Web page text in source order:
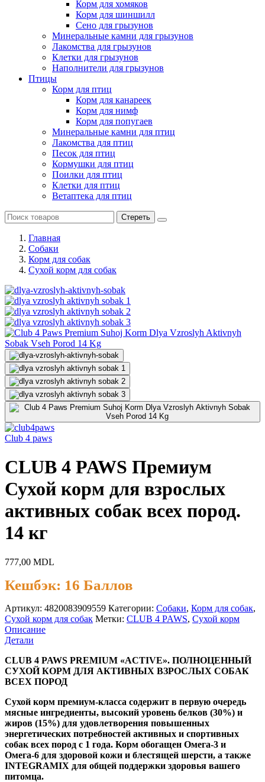
Корм для хомяков
Корм для шиншилл
Сено для грызунов
Минеральные камни для грызунов
Лакомства для грызунов
Клетки для грызунов
Наполнители для грызунов
Птицы
Корм для птиц
Корм для канареек
Корм для нимф
Корм для попугаев
Минеральные камни для птиц
Лакомства для птиц
Песок для птиц
Кормушки для птиц
Поилки для птиц
Клетки для птиц
Ветаптека для птиц
Стереть
Главная
Cобаки
Корм для собак
Сухой корм для собак
Club 4 paws
CLUB 4 PAWS Премиум
Сухой корм для взрослых
активных собак всех пород.
14 кг
777,00 MDL
Кешбэк: 16 Баллов
Артикул: 4820083909559 Категории: Cобаки, Корм для собак,
Сухой корм для собак Метки: CLUB 4 PAWS, Сухой корм
Описание
Детали
CLUB 4 PAWS PREMIUM «ACTIVE». ПОЛНОЦЕННЫЙ
СУХОЙ КОРМ ДЛЯ АКТИВНЫХ ВЗРОСЛЫХ СОБАК
ВСЕХ ПОРОД
Сухой корм премиум-класса содержит в первую очередь
мясные ингредиенты, высокий уровень белков (30%) и
жиров (15%) для удовлетворения повышенных
энергетических потребностей активных и спортивных
собак всех пород с 1 года. Корм обогащен Омега-3 и
Омега-6 для здоровой кожи и блестящей шерсти, а также
INTEGRAMIX для общей поддержки здоровья вашего
питомца.